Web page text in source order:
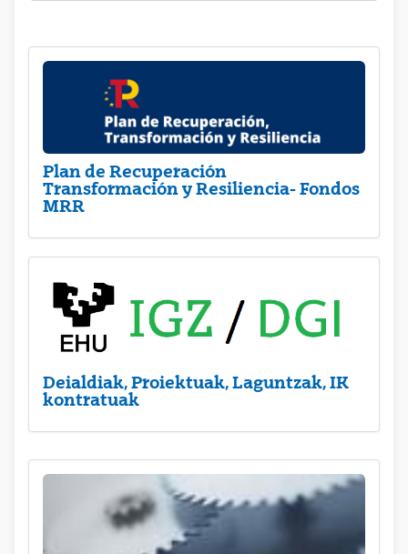
Plan de Recuperación
Transformación y Resiliencia- Fondos
MRR
Deialdiak, Proiektuak, Laguntzak, IK
kontratuak